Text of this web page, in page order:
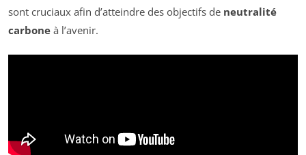
sont cruciaux afin d’atteindre des objectifs de neutralité
carbone à l’avenir.